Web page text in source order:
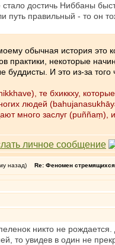
достичь Ниббаны
путь правильный - то он
обычная история это
практики, некоторые
И это из-за того
те бхиккху,
людей
много заслуг
назад) Re: Феномен
никто не
то увидев в один не